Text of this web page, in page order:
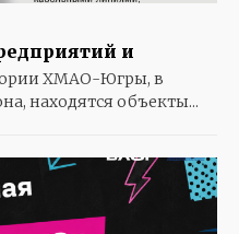
и
ХМАО-Югры, в
находятся объекты...